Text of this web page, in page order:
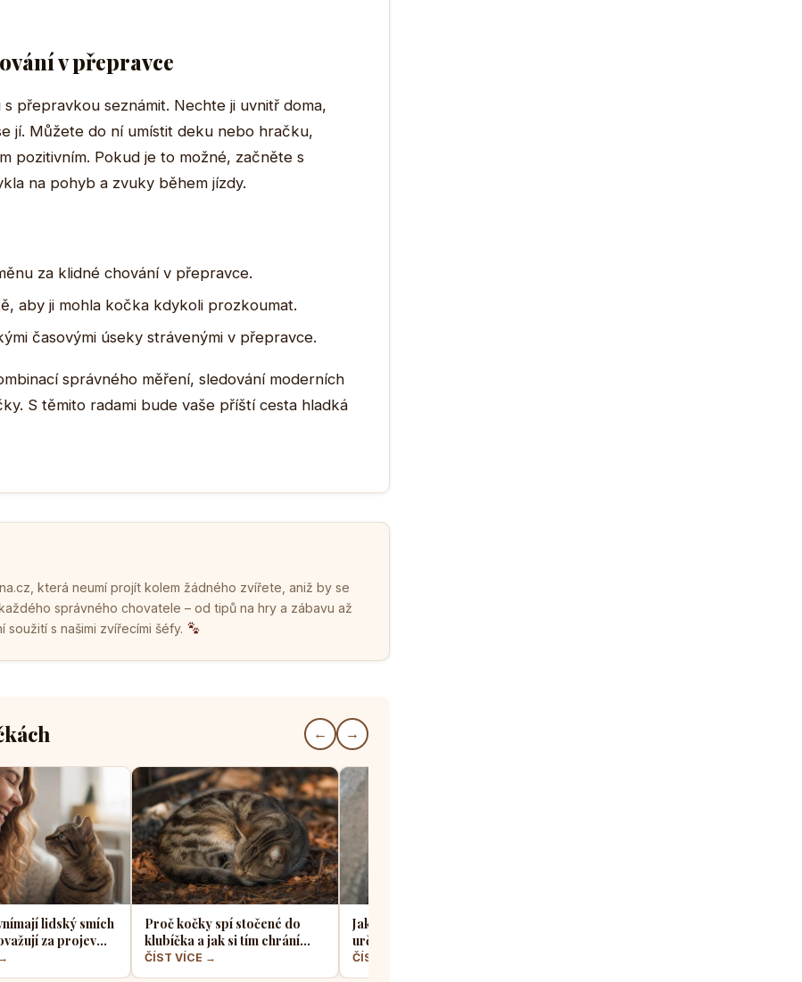
v přepravce
přepravkou seznámit. Nechte ji uvnitř doma,
jí. Můžete do ní umístit deku nebo hračku,
pozitivním. Pokud je to možné, začněte s
na pohyb a zvuky během jízdy.
za klidné chování v přepravce.
aby ji mohla kočka kdykoli prozkoumat.
časovými úseky strávenými v přepravce.
správného měření, sledování moderních
S těmito radami bude vaše příští cesta hladká
která neumí projít kolem žádného zvířete, aniž by se
správného chovatele – od tipů na hry a zábavu až
s našimi zvířecími šéfy.
← →
lidský smích
za projev
hrozbu
Proč kočky spí stočené do
klubíčka a jak si tím chrání
tělesné teplo a orgány
ČÍST VÍCE →
Jak kočičí vousky pomáhají
určit zda se kočka vejde do
úzkého otvoru
ČÍST VÍCE →